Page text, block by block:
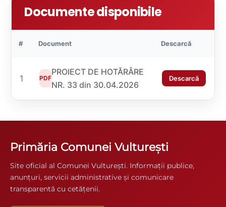
Documente disponibile
# Document Descarcă
1 PDF
PROIECT DE HOTĂRÂRE
NR. 33 din 30.04.2026
Descarcă
Primăria Comunei Vulturești
Site oficial al Comunei Vulturești. Informații publice,
anunțuri, servicii administrative și comunicare
transparentă cu cetățenii.